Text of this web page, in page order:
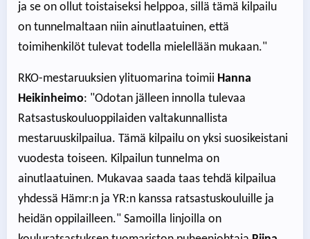
ja se on ollut toistaiseksi helppoa, sillä tämä kilpailu
on tunnelmaltaan niin ainutlaatuinen, että
toimihenkilöt tulevat todella mielellään mukaan."
RKO-mestaruuksien ylituomarina toimii Hanna
Heikinheimo: "Odotan jälleen innolla tulevaa
Ratsastuskouluoppilaiden valtakunnallista
mestaruuskilpailua. Tämä kilpailu on yksi suosikeistani
vuodesta toiseen. Kilpailun tunnelma on
ainutlaatuinen. Mukavaa saada taas tehdä kilpailua
yhdessä Hämr:n ja YR:n kanssa ratsastuskouluille ja
heidän oppilailleen." Samoilla linjoilla on